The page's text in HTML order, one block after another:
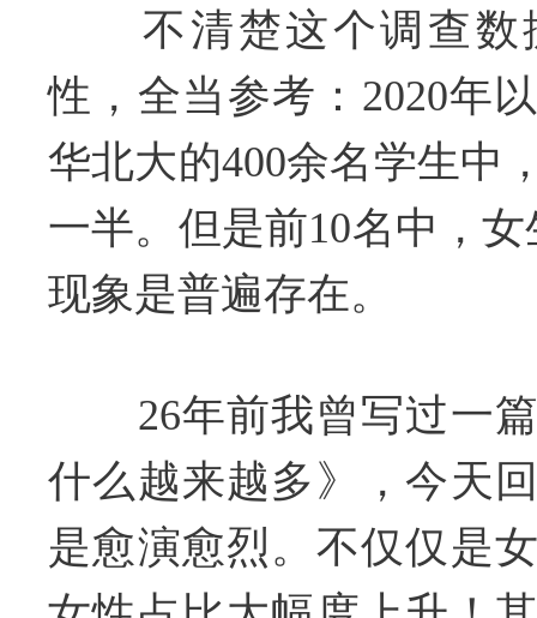
不清楚这个调查数
性，全当参考：2020年
华北大的400余名学生中
一半。但是前10名中，
现象是普遍存在。
26年前我曾写过一篇
什么越来越多》，今天
是愈演愈烈。不仅仅是